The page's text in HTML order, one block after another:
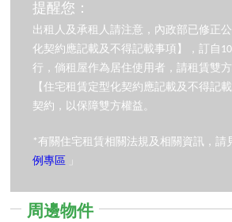
提醒您：
出租人及承租人請注意，內政部已修正
化契約應記載及不得記載事項】，訂自
行，倘租屋作為居住使用者，請租賃雙
【住宅租賃定型化契約應記載及不得記
契約，以保障雙方權益。
*有關住宅租賃相關法規及相關資訊，請
例專區 」
周邊物件